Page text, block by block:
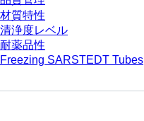
材質特性
清浄度レベル
耐薬品性
Freezing SARSTEDT Tubes